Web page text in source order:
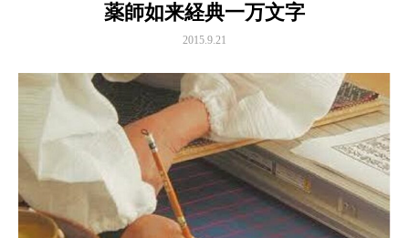
薬師如来経典一万文字
2015.9.21